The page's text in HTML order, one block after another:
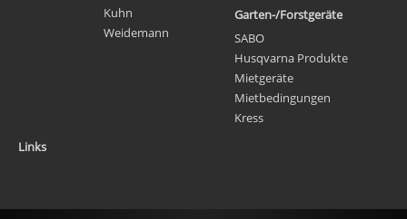
Kuhn
Weidemann
Garten-/Forstgeräte
SABO
Husqvarna Produkte
Mietgeräte
Mietbedingungen
Kress
Links